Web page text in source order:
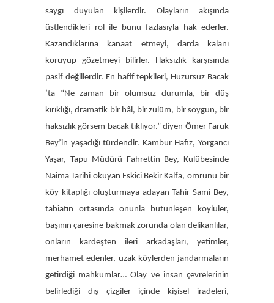
saygı duyulan kişilerdir. Olayların akışında
üstlendikleri rol ile bunu fazlasıyla hak ederler.
Kazandıklarına kanaat etmeyi, darda kalanı
koruyup gözetmeyi bilirler. Haksızlık karşısında
pasif değillerdir. En hafif tepkileri, Huzursuz Bacak
’ta “Ne zaman bir olumsuz durumla, bir düş
kırıklığı, dramatik bir hâl, bir zulüm, bir soygun, bir
haksızlık görsem bacak tıklıyor.” diyen Ömer Faruk
Bey’in yaşadığı türdendir. Kambur Hafız, Yorgancı
Yaşar, Tapu Müdürü Fahrettin Bey, Kulübesinde
Naima Tarihi okuyan Eskici Bekir Kalfa, ömrünü bir
köy kitaplığı oluşturmaya adayan Tahir Sami Bey,
tabiatın ortasında onunla bütünleşen köylüler,
başının çaresine bakmak zorunda olan delikanlılar,
onların kardeşten ileri arkadaşları, yetimler,
merhamet edenler, uzak köylerden jandarmaların
getirdiği mahkumlar… Olay ve insan çevrelerinin
belirlediği dış çizgiler içinde kişisel iradeleri,